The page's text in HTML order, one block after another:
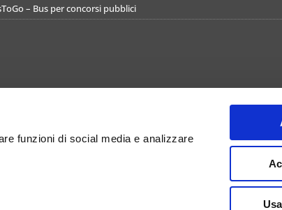
funzioni di social media e analizzare
– Bus per concorsi pubblici